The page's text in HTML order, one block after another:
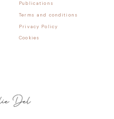
Publications
Terms and conditions
Privacy Policy
Cookies